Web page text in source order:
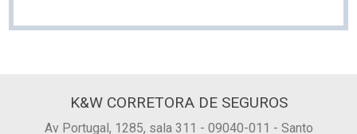
K&W CORRETORA DE SEGUROS
Av Portugal, 1285, sala 311 - 09040-011 - Santo